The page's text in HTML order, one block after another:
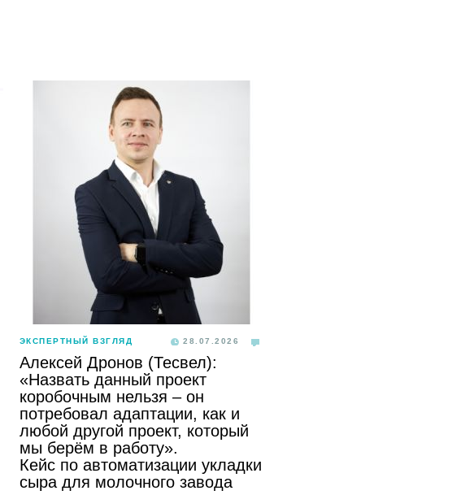
ЭКСПЕРТНЫЙ ВЗГЛЯД 28.07.2026
Алексей Дронов (Тесвел):
«Назвать данный проект
коробочным нельзя – он
потребовал адаптации, как и
любой другой проект, который
мы берём в работу».
Кейс по автоматизации укладки
сыра для молочного завода